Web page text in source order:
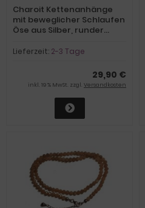
Charoit Kettenanhänge
mit beweglicher Schlaufen
Öse aus Silber, runder
an Bandkette, N5
Lieferzeit: 2-3 Tage
29,90 €
inkl. 19 % MwSt. zzgl. Versandkosten